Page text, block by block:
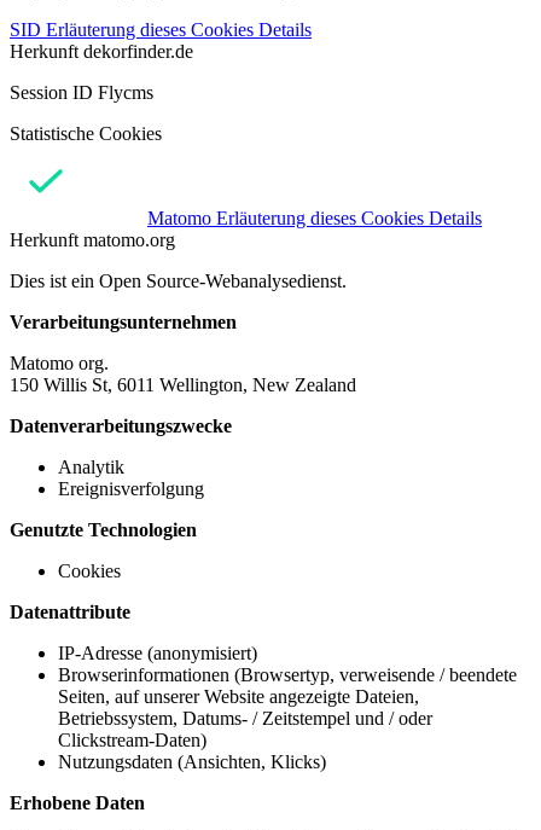
SID Erläuterung dieses Cookies Details
Herkunft dekorfinder.de
Session ID Flycms
Statistische Cookies
Matomo Erläuterung dieses Cookies Details
Herkunft matomo.org
Dies ist ein Open Source-Webanalysedienst.
Verarbeitungsunternehmen
Matomo org.
150 Willis St, 6011 Wellington, New Zealand
Datenverarbeitungszwecke
Analytik
Ereignisverfolgung
Genutzte Technologien
Cookies
Datenattribute
IP-Adresse (anonymisiert)
Browserinformationen (Browsertyp, verweisende / beendete
Seiten, auf unserer Website angezeigte Dateien,
Betriebssystem, Datums- / Zeitstempel und / oder
Clickstream-Daten)
Nutzungsdaten (Ansichten, Klicks)
Erhobene Daten